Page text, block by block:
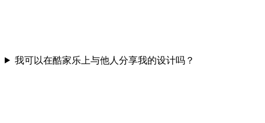
我可以在酷家乐上与他人分享我的设计吗？